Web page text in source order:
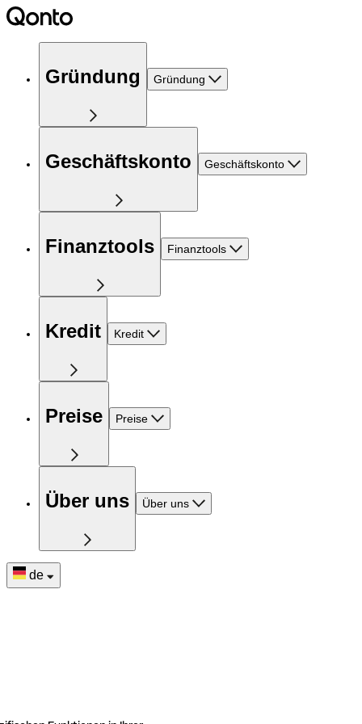
Gründung Gründung
Geschäftskonto Geschäftskonto
Finanztools Finanztools
Kredit Kredit
Preise Preise
Über uns Über uns
de